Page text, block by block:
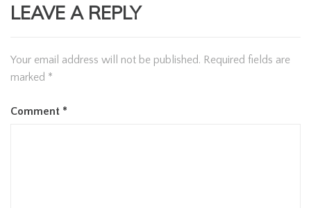
LEAVE A REPLY
Your email address will not be published. Required fields are
marked *
Comment *